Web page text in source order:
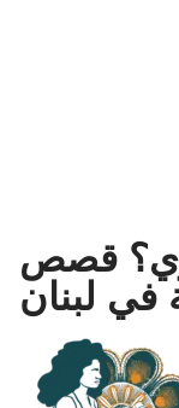
قصص
في لبنان